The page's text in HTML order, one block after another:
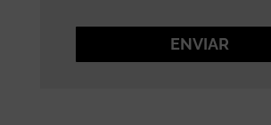
ENVIAR